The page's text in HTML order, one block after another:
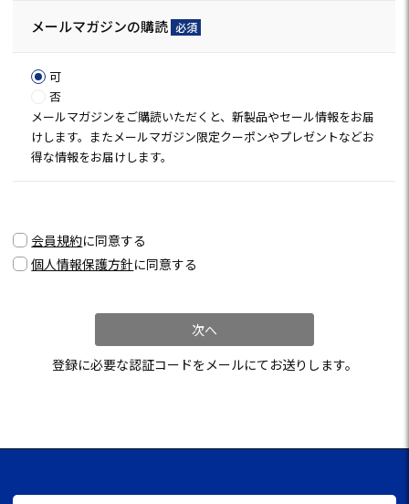
メールマガジンの購読
可
否
メールマガジンをご購読いただくと、新製品やセール情報をお届
けします。またメールマガジン限定クーポンやプレゼントなどお
得な情報をお届けします。
会員規約に同意する
個人情報保護方針に同意する
次へ
登録に必要な認証コードをメールにてお送りします。